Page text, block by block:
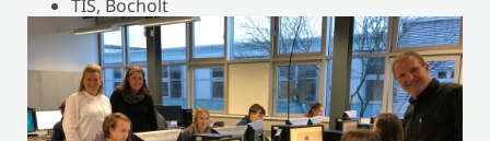
TIS, Bocholt